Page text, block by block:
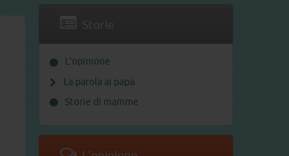
Storie
L'opinione
La parola ai papà
Storie di mamme